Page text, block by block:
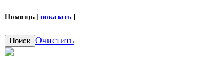
Помощь [ показать ]
Поиск Очистить